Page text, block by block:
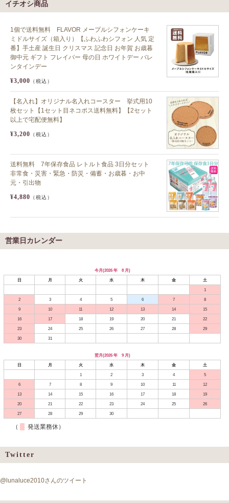
イチオシ商品
1個で送料無料 FLAVOR メープルシフォンケーキ
ミドルサイズ（箱入り）【ふわふわシフォン 人気 定
番】手土産 誕生日 クリスマス 記念日 お年賀 お歳暮
御中元 ギフト フレイバー 母の日 ホワイトデー バレ
ンタインデー
¥3,000 （税込）
【名入れ】オリジナル名入れコースター 挙式用10
枚セット【1セット目ネコポス送料無料】【2セット
以上で宅配便無料】
¥3,200 （税込）
送料無料 7年保存食品 レトルト食品 3日分セット
非常食・災害・緊急・防災・備蓄・お歳暮・お中
元・引出物
¥4,880 （税込）
営業日カレンダー
今月(2026 年 8 月)
日
月 火 水 木 金
土
1
2
3 4 5 6 7
8
9
10 11 12 13 14
15
16
17 18 19 20 21
22
23
24 25 26 27 28
29
30
31
翌月(2026 年 9 月)
日
月 火 水 木 金
土
1
2 3 4
5
6
7 8 9 10 11
12
13
14 15 16 17 18
19
20
21 22 23 24 25
26
27
28 29 30
（ 発送業務休）
Twitter
@lunaluce2010さんのツイート